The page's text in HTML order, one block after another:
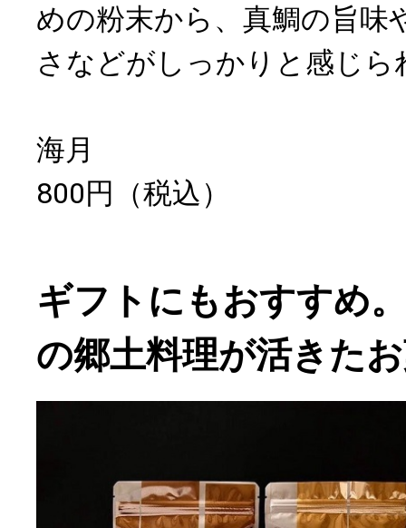
めの粉末から、真鯛の旨味
さなどがしっかりと感じら
海月
800円（税込）
ギフトにもおすすめ
の郷土料理が活きた